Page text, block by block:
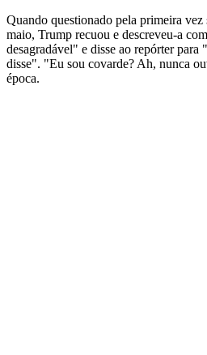
Quando questionado pela primeira
maio, Trump recuou e descreveu-a
desagradável" e disse ao repórter para
disse". "Eu sou covarde? Ah, nunca
época.